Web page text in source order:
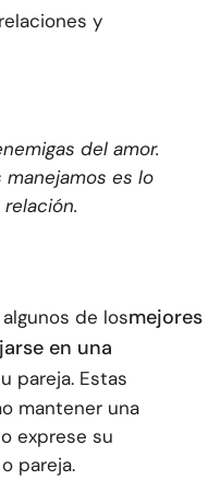
y
del amor.
es lo
de losmejores
en una
pareja. Estas
mantener una
exprese su
pareja.